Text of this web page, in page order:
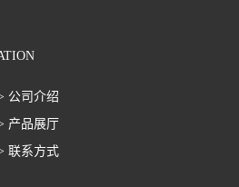
公司介绍
产品展厅
联系方式